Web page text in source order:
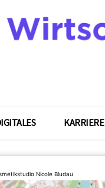
KARRIERE
Nicole Bludau